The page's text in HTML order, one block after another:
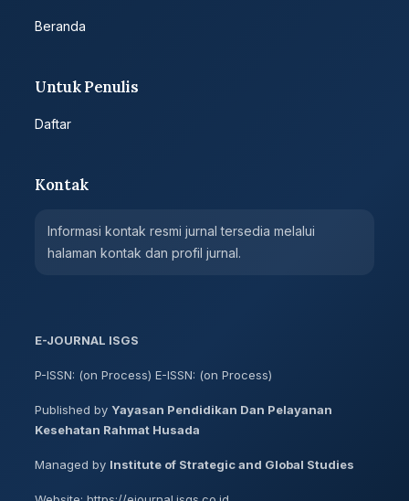
Beranda
Untuk Penulis
Daftar
Kontak
Informasi kontak resmi jurnal tersedia melalui
halaman kontak dan profil jurnal.
E-JOURNAL ISGS
P-ISSN: (on Process) E-ISSN: (on Process)
Published by Yayasan Pendidikan Dan Pelayanan
Kesehatan Rahmat Husada
Managed by Institute of Strategic and Global Studies